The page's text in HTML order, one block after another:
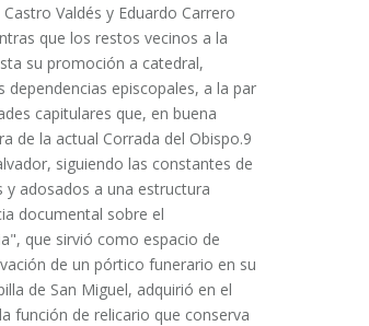
Valdés y Eduardo Carrero
que los restos vecinos a la
su promoción a catedral,
episcopales, a la par
capitulares que, en buena
de la actual Corrada del Obispo.9​
siguiendo las constantes de
adosados a una estructura
documental sobre el
que sirvió como espacio de
de un pórtico funerario en su
de San Miguel, adquirió en el
función de relicario que conserva